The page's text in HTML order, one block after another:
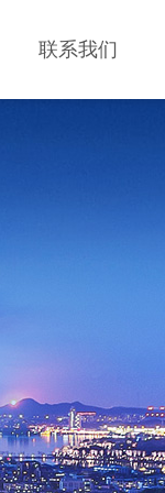
联系我们